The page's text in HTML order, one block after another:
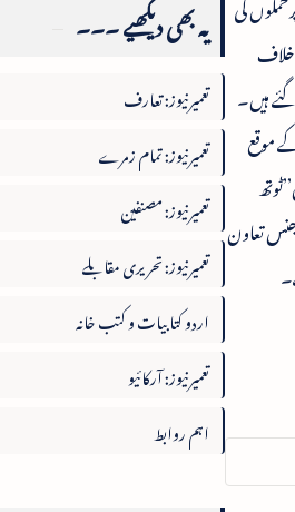
ہیں۔
موقع
تعاون
یہ بھی دیکھیے ۔۔۔
تعمیرنیوز: تعارف
تعمیرنیوز: تمام زمرے
تعمیرنیوز: مصنفین
تعمیرنیوز: تحریری مقابلے
اردو کتابیات و کتب خانہ
تعمیرنیوز: آرکائیو
اہم روابط